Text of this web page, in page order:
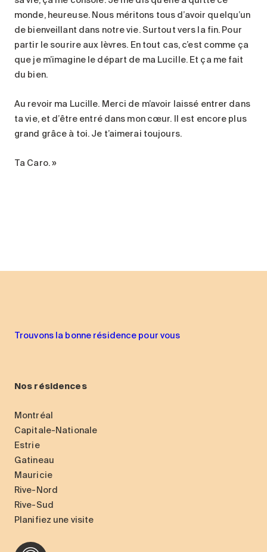
monde, heureuse. Nous méritons tous d’avoir quelqu’un
de bienveillant dans notre vie. Surtout vers la fin. Pour
partir le sourire aux lèvres. En tout cas, c’est comme ça
que je m’imagine le départ de ma Lucille. Et ça me fait
du bien.
Au revoir ma Lucille. Merci de m’avoir laissé entrer dans
ta vie, et d’être entré dans mon cœur. Il est encore plus
grand grâce à toi. Je t’aimerai toujours.
Ta Caro. »
Trouvons la bonne résidence pour vous
Nos résidences
Montréal
Capitale-Nationale
Estrie
Gatineau
Mauricie
Rive-Nord
Rive-Sud
Planifiez une visite